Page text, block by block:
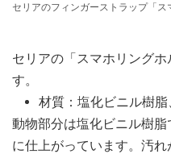
セリアのフィンガーストラップ「
セリアの「スマホリング
す。
材質：塩化ビニル樹脂
動物部分は塩化ビニル樹
に仕上がっています。汚